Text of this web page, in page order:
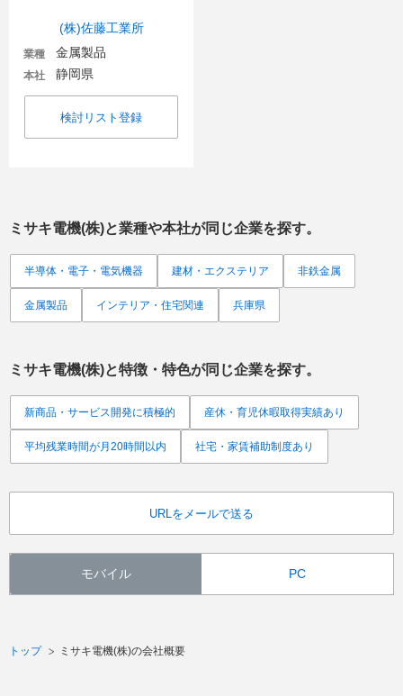
(株)佐藤工業所
業種 金属製品
本社 静岡県
検討リスト登録
ミサキ電機(株)と業種や本社が同じ企業を探す。
半導体・電子・電気機器 建材・エクステリア 非鉄金属
金属製品 インテリア・住宅関連 兵庫県
ミサキ電機(株)と特徴・特色が同じ企業を探す。
新商品・サービス開発に積極的 産休・育児休暇取得実績あり
平均残業時間が月20時間以内 社宅・家賃補助制度あり
URLをメールで送る
モバイル PC
トップ ミサキ電機(株)の会社概要